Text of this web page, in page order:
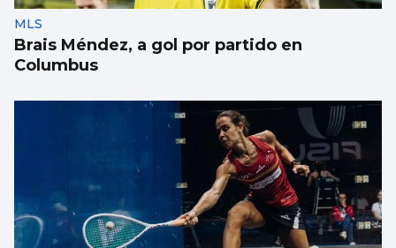
MLS
Brais Méndez, a gol por partido en
Columbus